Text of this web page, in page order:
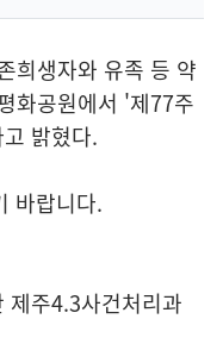
희생자와 유족 등 약
화공원에서 '제77주
밝혔다.
바랍니다.
제주4.3사건처리과